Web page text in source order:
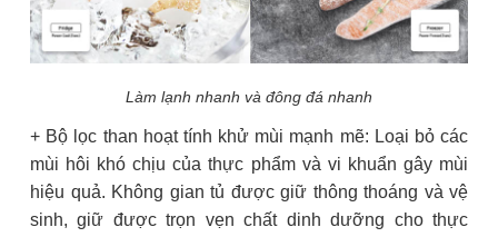
Làm lạnh nhanh và đông đá nhanh
+ Bộ lọc than hoạt tính khử mùi mạnh mẽ: Loại bỏ các
mùi hôi khó chịu của thực phẩm và vi khuẩn gây mùi
hiệu quả. Không gian tủ được giữ thông thoáng và vệ
sinh, giữ được trọn vẹn chất dinh dưỡng cho thực